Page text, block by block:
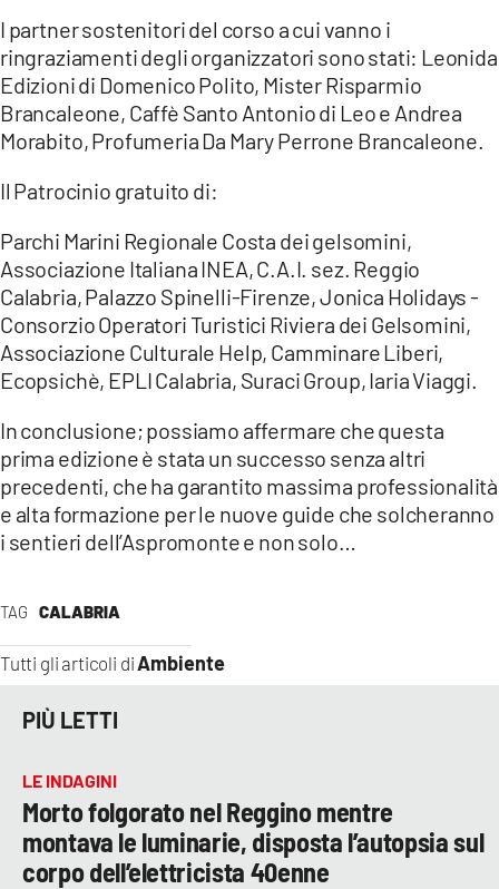
TAG CALABRIA
Tutti gli articoli diAmbiente
I partner sostenitori del corso a cui vanno i
ringraziamenti degli organizzatori sono stati: Leonida
Edizioni di Domenico Polito, Mister Risparmio
Brancaleone, Caffè Santo Antonio di Leo e Andrea
Morabito, Profumeria Da Mary Perrone Brancaleone.
Il Patrocinio gratuito di:
Parchi Marini Regionale Costa dei gelsomini,
Associazione Italiana INEA, C.A.I. sez. Reggio
Calabria, Palazzo Spinelli-Firenze, Jonica Holidays -
Consorzio Operatori Turistici Riviera dei Gelsomini,
Associazione Culturale Help, Camminare Liberi,
Ecopsichè, EPLI Calabria, Suraci Group, Iaria Viaggi.
In conclusione; possiamo affermare che questa
prima edizione è stata un successo senza altri
precedenti, che ha garantito massima professionalità
e alta formazione per le nuove guide che solcheranno
i sentieri dell’Aspromonte e non solo…
PIÙ LETTI
LE INDAGINI
Morto folgorato nel Reggino mentre
montava le luminarie, disposta l’autopsia sul
corpo dell’elettricista 40enne